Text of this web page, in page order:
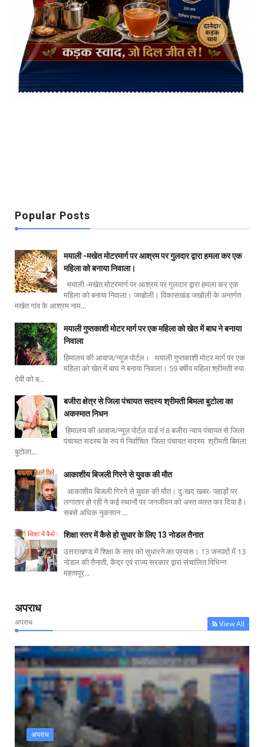
Popular Posts
मयाली -मखेत मोटरमार्ग पर आश्रम पर गुलदार द्वारा हमला कर एक
महिला को बनाया निवाला।
मयाली -मखेत मोटरमार्ग पर आश्रम पर गुलदार द्वारा हमला कर एक
महिला को बनाया निवाला। जखोली। विकासखंड जखोली के अन्तर्गत
मखेत गांव के आश्रम नाम...
मयाली गुप्तकाशी मोटर मार्ग पर एक महिला को खेत में बाघ ने बनाया
निवाला
हिमालय की आवाज/न्यूज पोर्टल। मयाली गुप्तकाशी मोटर मार्ग पर एक
महिला को खेत में बाघ ने बनाया निवाला। 59 बर्षीय महिला श्रीमती रुपा
देवी को ब...
बजीरा क्षेत्र से जिला पंचायत सदस्य श्रीमती बिमला बुटोला का
अकस्मात निधन
हिमालय की आवाज/न्यूज़ पोर्टल वार्ड नं 8 बजीरा न्याय पंचायत से जिला
पंचायत सदस्य के रुप मे निर्वाचित जिला पंचायत सदस्य श्रीमती बिमला
बुटोला...
आकाशीय बिजली गिरने से युवक की मौत
आकाशीय बिजली गिरने से युवक की मौत। दुःखद खबर- पहाड़ों पर
लगातार हो रही ने कई स्थानों पर जनजीवन को अस्त व्यस्त कर दिया है।
सबसे अधिक नुकसान ...
शिक्षा स्तर में कैसे हो सुधार के लिए 13 नोडल तैनात
उत्तराखण्ड में शिक्षा के स्तर को सुधारने का प्रयास। 13 जनपदों में 13
नोडल की तैनाती, केंद्र एवं राज्य सरकार द्वारा संचालित विभिन्न
महत्वपूर्...
अपराध
अपराध View All
अपराध